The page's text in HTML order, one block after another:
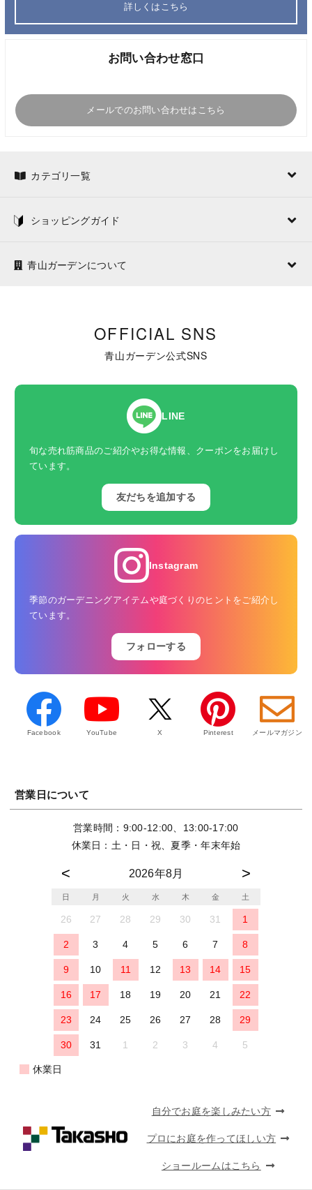
詳しくはこちら
お問い合わせ窓口
メールでのお問い合わせはこちら
カテゴリ一覧
ショッピングガイド
青山ガーデンについて
OFFICIAL SNS
青山ガーデン公式SNS
LINE
旬な売れ筋商品のご紹介やお得な情報、クーポンをお届けし
ています。
友だちを追加する
Instagram
季節のガーデニングアイテムや庭づくりのヒントをご紹介し
ています。
フォローする
Facebook YouTube X Pinterest メールマガジン
営業日について
営業時間：9:00-12:00、13:00-17:00
休業日：土・日・祝、夏季・年末年始
2026年8月
日 月 火 水 木 金 土
26 27 28 29 30 31 1
2 3 4 5 6 7 8
9 10 11 12 13 14 15
16 17 18 19 20 21 22
23 24 25 26 27 28 29
30 31 1 2 3 4 5
休業日
自分でお庭を楽しみたい方
プロにお庭を作ってほしい方
ショールームはこちら